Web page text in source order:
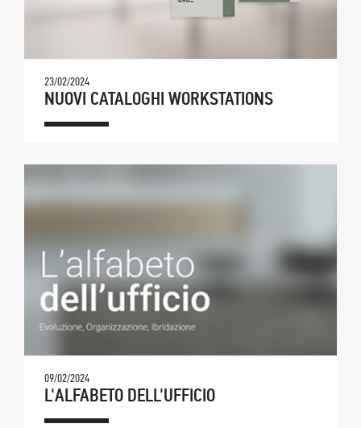
23/02/2024
NUOVI CATALOGHI WORKSTATIONS
09/02/2024
L'ALFABETO DELL'UFFICIO